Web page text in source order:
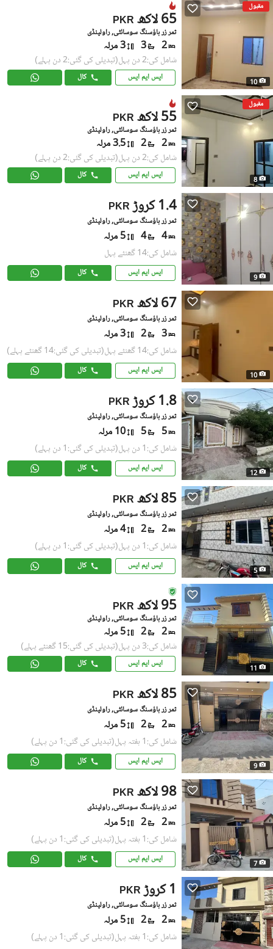
مقبول
10
PKR 65 لاکھ
ثمر زر ہاؤسنگ سوسائٹی, راولپنڈی
2
3 3 مرلہ
شامل کی:2 دن پہل (تبدیلی کی گئی:2 دن پہلے)
ایس ایم ایس کال
مقبول
8
PKR 55 لاکھ
ثمر زر ہاؤسنگ سوسائٹی, راولپنڈی
2
2 3.5 مرلہ
شامل کی:2 دن پہل (تبدیلی کی گئی:2 دن پہلے)
ایس ایم ایس کال
9
PKR 1.4 کروڑ
ثمر زر ہاؤسنگ سوسائٹی, راولپنڈی
4
4 5 مرلہ
شامل کی:14 گھنٹے پہل
ایس ایم ایس کال
10
PKR 67 لاکھ
ثمر زر ہاؤسنگ سوسائٹی, راولپنڈی
3
2 3 مرلہ
شامل کی:14 گھنٹے پہل (تبدیلی کی گئی:14 گھنٹے پہلے)
ایس ایم ایس کال
12
PKR 1.8 کروڑ
ثمر زر ہاؤسنگ سوسائٹی, راولپنڈی
5
5 10 مرلہ
شامل کی:1 دن پہل (تبدیلی کی گئی:1 دن پہلے)
ایس ایم ایس کال
5
PKR 85 لاکھ
ثمر زر ہاؤسنگ سوسائٹی, راولپنڈی
2
2 4 مرلہ
شامل کی:1 دن پہل (تبدیلی کی گئی:1 دن پہلے)
ایس ایم ایس کال
11
PKR 95 لاکھ
ثمر زر ہاؤسنگ سوسائٹی, راولپنڈی
2
2 5 مرلہ
شامل کی:3 دن پہل (تبدیلی کی گئی:15 گھنٹے پہلے)
ایس ایم ایس کال
9
PKR 85 لاکھ
ثمر زر ہاؤسنگ سوسائٹی, راولپنڈی
2
2 5 مرلہ
شامل کی:1 ہفتہ پہل (تبدیلی کی گئی:1 دن پہلے)
ایس ایم ایس کال
7
PKR 98 لاکھ
ثمر زر ہاؤسنگ سوسائٹی, راولپنڈی
2
2 5 مرلہ
شامل کی:1 ہفتہ پہل (تبدیلی کی گئی:1 دن پہلے)
ایس ایم ایس کال
PKR 1 کروڑ
ثمر زر ہاؤسنگ سوسائٹی, راولپنڈی
2
2 5 مرلہ
شامل کی:1 ہفتہ پہل (تبدیلی کی گئی:1 دن پہلے)